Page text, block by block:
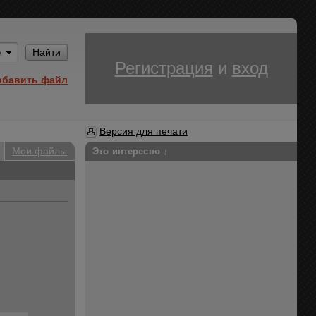
Найти
файл
Регистрация и вход
Версия для печати
Мои файлы
Это интересно ↓